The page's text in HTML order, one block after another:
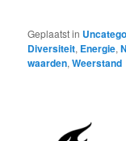
Geplaatst in
Diversiteit, Energie,
waarden,Weerstand